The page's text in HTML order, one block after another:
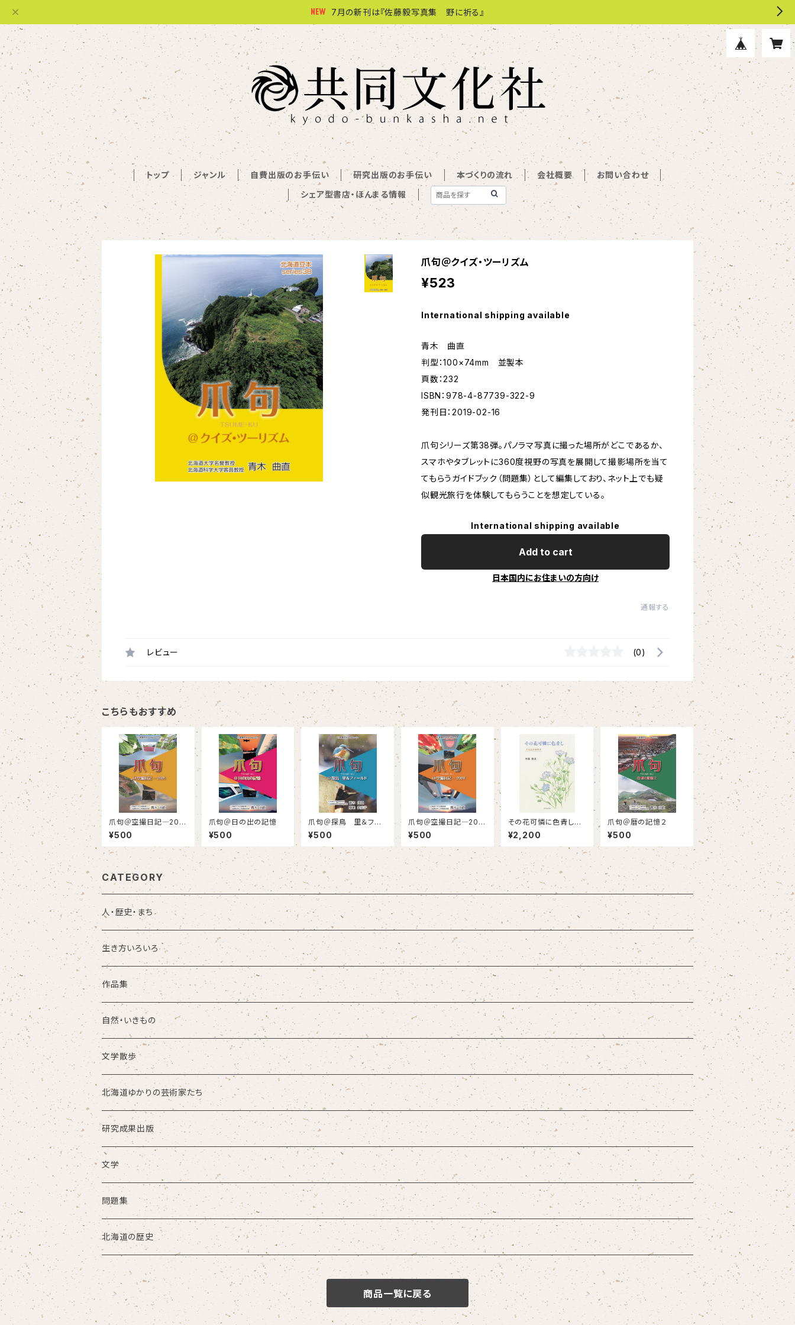
7月の新刊は『佐藤毅写真集 野に祈る』
トップ ジャンル 自費出版のお手伝い 研究出版のお手伝い 本づくりの流れ 会社概要
お問い合わせ
シェア型書店・ほんまる情報
爪句＠クイズ・ツーリズム
¥523
International shipping available
青木 曲直
判型：100×74mm 並製本
頁数：232
ISBN：978-4-87739-322-9
発刊日：2019-02-16
爪句シリーズ第38弾。パノラマ写真に撮った場所がどこであるか、
スマホやタブレットに360度視野の写真を展開して撮影場所を当て
てもらうガイドブック（問題集）として編集しており、ネット上でも疑
似観光旅行を体験してもらうことを想定している。
International shipping available
Add to cart
日本国内にお住まいの方向け
通報する
レビュー (0)
こちらもおすすめ
爪句＠空撮日記―202
5
¥500
爪句＠日の出の記憶
¥500
爪句＠探鳥 里＆フィ
ールド
¥500
爪句＠空撮日記―202
4
¥500
その花可憐に色青し
北海道亜麻物語
¥2,200
爪句＠暦の記憶２
¥500
CATEGORY
人・歴史・まち
生き方いろいろ
作品集
自然・いきもの
文学散歩
北海道ゆかりの芸術家たち
研究成果出版
文学
問題集
北海道の歴史
商品一覧に戻る